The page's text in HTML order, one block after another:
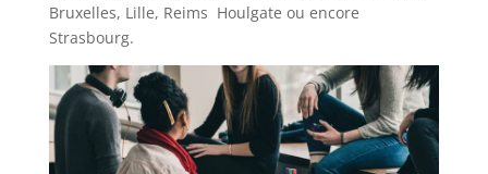
Bruxelles, Lille, Reims Houlgate ou encore
Strasbourg.